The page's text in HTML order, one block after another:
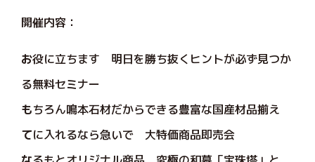
開催内容：
お役に立ちます 明日を勝ち抜くヒントが必ず見つか
る無料セミナー
もちろん鳴本石材だからできる豊富な国産材品揃え
てに入れるなら急いで 大特価商品即売会